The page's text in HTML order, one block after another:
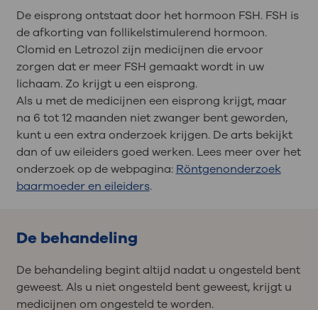
De eisprong ontstaat door het hormoon FSH. FSH is
de afkorting van follikelstimulerend hormoon.
Clomid en Letrozol zijn medicijnen die ervoor
zorgen dat er meer FSH gemaakt wordt in uw
lichaam. Zo krijgt u een eisprong.
Als u met de medicijnen een eisprong krijgt, maar
na 6 tot 12 maanden niet zwanger bent geworden,
kunt u een extra onderzoek krijgen. De arts bekijkt
dan of uw eileiders goed werken. Lees meer over het
onderzoek op de webpagina: Röntgenonderzoek
baarmoeder en eileiders.
De behandeling
De behandeling begint altijd nadat u ongesteld bent
geweest. Als u niet ongesteld bent geweest, krijgt u
medicijnen om ongesteld te worden.